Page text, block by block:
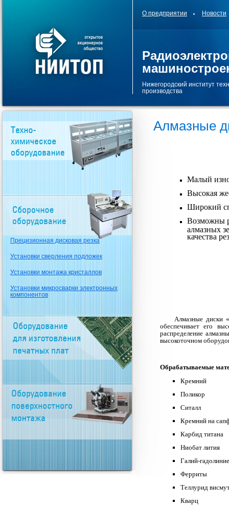
О предприятии Новости
Нижегородский институт
производства
Прецизионная дисковая резка
Установки сверления подложек
Установки монтажа кристаллов
Установки микросварки электронных
компонентов
Алмазные
Малый
Высокая
Широкий
Возможны
алмазных
качества
Алмазные диски
обеспечивает его
распределение
высокоточном
Обрабатываемые
Кремний
Поликор
Ситалл
Кремний на
Карбид титана
Ниобат лития
Галий-
Ферриты
Теллурид
Кварц